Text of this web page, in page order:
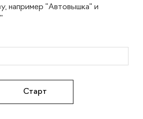
например "Автовышка" и